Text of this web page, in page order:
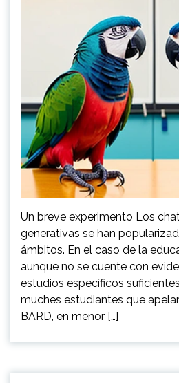
Un breve experimento Los
generativas se han
ámbitos. En el caso de la
aunque no se cuente con
estudios específicos
muches estudiantes que
BARD, en menor […]